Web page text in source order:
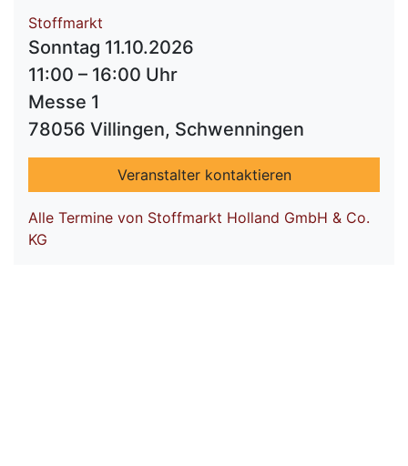
Stoffmarkt
Sonntag 11.10.2026
11:00 – 16:00 Uhr
Messe 1
78056 Villingen, Schwenningen
Veranstalter kontaktieren
Alle Termine von Stoffmarkt Holland GmbH & Co.
KG